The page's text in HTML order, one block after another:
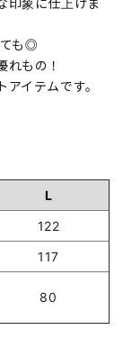
ても◎
れもの！
イテムです。
L
122
117
80